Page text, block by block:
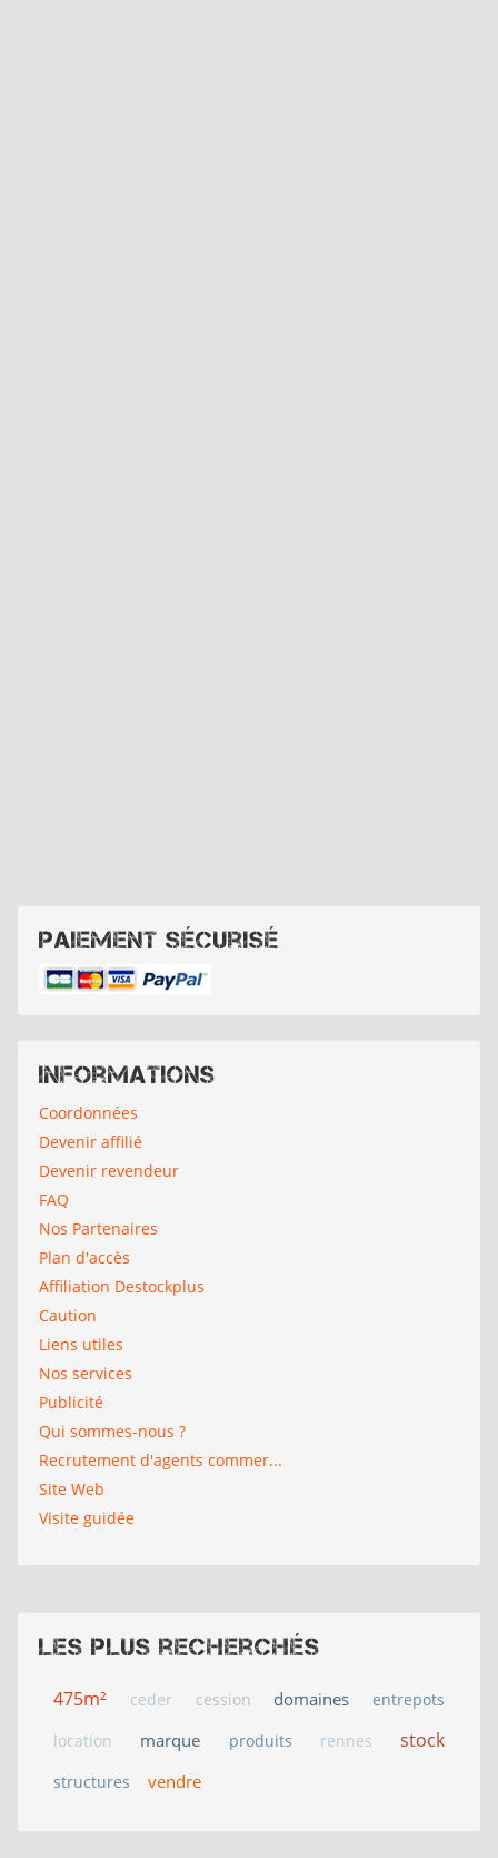
Paiement sécurisé
Informations
Coordonnées
Devenir affilié
Devenir revendeur
FAQ
Nos Partenaires
Plan d'accès
Affiliation Destockplus
Caution
Liens utiles
Nos services
Publicité
Qui sommes-nous ?
Recrutement d'agents commer...
Site Web
Visite guidée
Les plus recherchés
475m² ceder cession domaines
entrepots
location
marque produits rennes stock
structures vendre